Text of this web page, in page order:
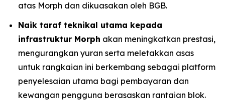
atas Morph dan dikuasakan oleh BGB.
Naik taraf teknikal utama kepada
infrastruktur Morph akan meningkatkan prestasi,
mengurangkan yuran serta meletakkan asas
untuk rangkaian ini berkembang sebagai platform
penyelesaian utama bagi pembayaran dan
kewangan pengguna berasaskan rantaian blok.